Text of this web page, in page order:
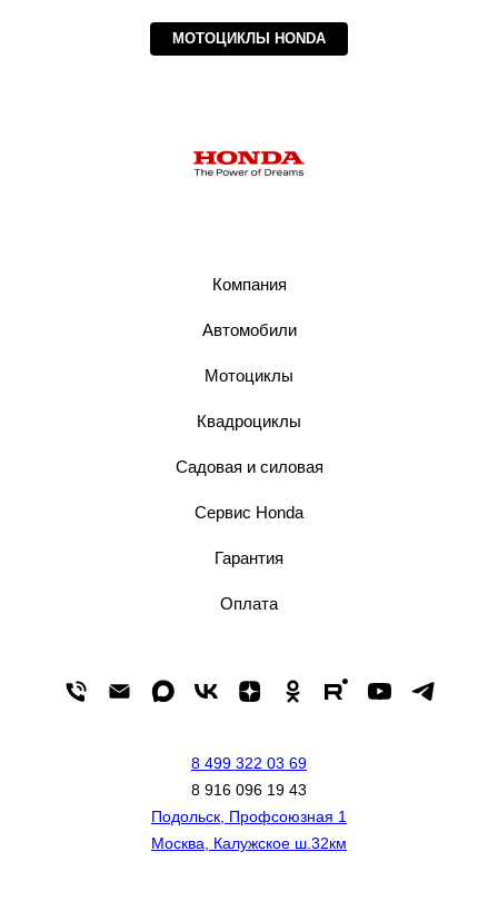
МОТОЦИКЛЫ HONDA
Компания
Автомобили
Мотоциклы
Квадроциклы
Садовая и силовая
Сервис Honda
Гарантия
Оплата
8 499 322 03 69
8 916 096 19 43
Подольск, Профсоюзная 1
Москва, Калужское ш.32км